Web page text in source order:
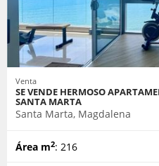
Venta
SE VENDE HERMOSO
SANTA MARTA
Santa Marta, Magdalena
Área m2: 216